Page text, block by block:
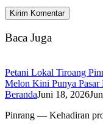
Baca Juga
Petani Lokal Tiroang
Melon Kini Punya Pasar
BerandaJuni 18, 2026
Pinrang — Kehadiran